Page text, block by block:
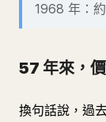
1968 年：
57 年來，
換句話說，過